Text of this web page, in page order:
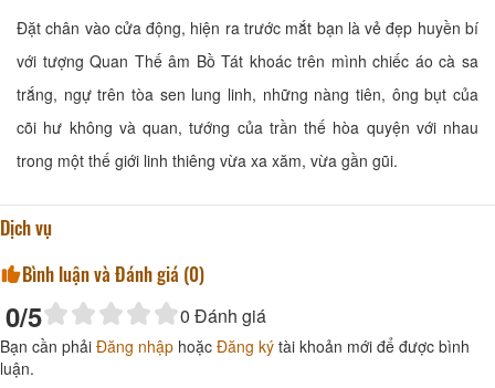
Đặt chân vào cửa động, hiện ra trước mắt bạn là vẻ đẹp huyền bí
với tượng Quan Thế âm Bồ Tát khoác trên mình chiếc áo cà sa
trắng, ngự trên tòa sen lung linh, những nàng tiên, ông bụt của
cõi hư không và quan, tướng của trần thế hòa quyện với nhau
trong một thế giới linh thiêng vừa xa xăm, vừa gần gũi.
Dịch vụ
Bình luận và Đánh giá (0)
0/5 0 Đánh giá
Bạn cần phải Đăng nhập hoặc Đăng ký tài khoản mới để được bình
luận.